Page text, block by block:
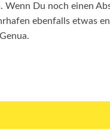
Wenn Du noch einen
ebenfalls etwas